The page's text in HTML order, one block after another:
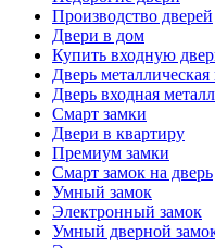
Производство дверей
Двери в дом
Купить входную
Дверь металлическая
Дверь входная
Смарт замки
Двери в квартиру
Премиум замки
Смарт замок на дверь
Умный замок
Электронный замок
Умный дверной